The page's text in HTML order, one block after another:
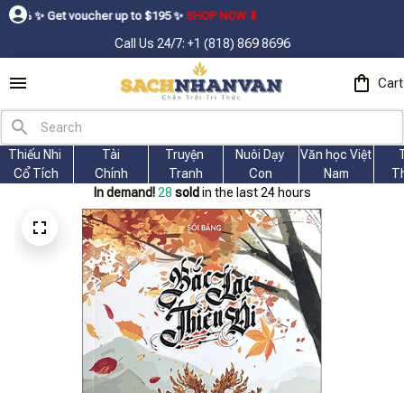
up to $195ㅤ ✨ㅤSHOP NOW ⬇
Call Us 24/7: +1 (818) 869 8696
Cart
Thiếu Nhi
Cổ Tích
Tài
Chính
Truyện
Tranh
Nuôi Dạy
Con
Văn học Việt
Nam
In demand! 30 sold in the last 24 hours